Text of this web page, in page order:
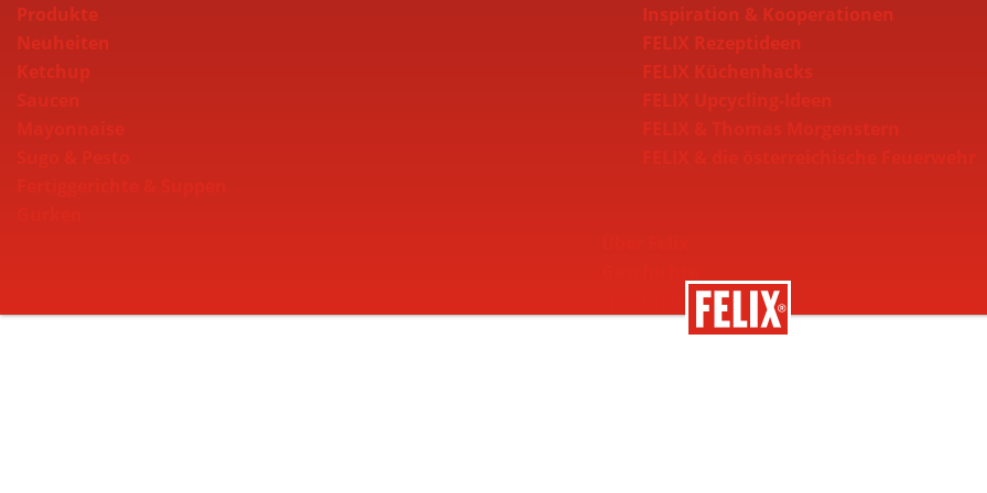
Produkte
Neuheiten
Ketchup
Saucen
Inspiration & Kooperationen
FELIX Rezeptideen
FELIX Küchenhacks
FELIX Upcycling-Ideen
Nachhaltigkeit